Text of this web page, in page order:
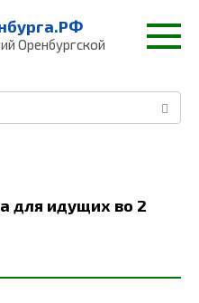
Оренбургской
для идущих во 2